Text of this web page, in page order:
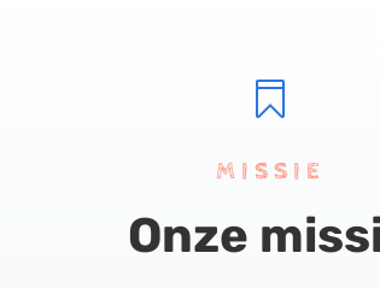

MISSIE
Onze